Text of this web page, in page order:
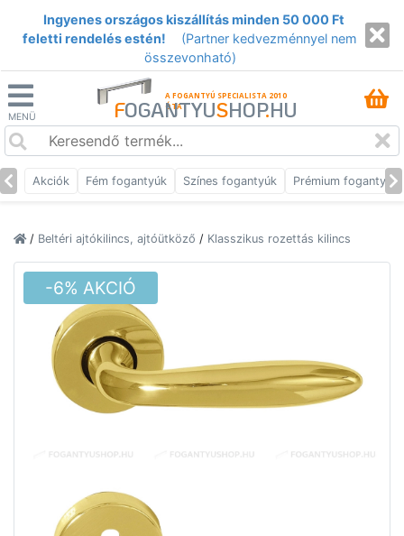
Ingyenes országos kiszállítás minden 50 000 Ft
feletti rendelés estén!
(Partner kedvezménnyel nem
összevonható)
MENÜ
A FOGANTYÚ SPECIALISTA 2010
ÓTA
FOGANTYUSHOP.HU
Akciók Fém fogantyúk Színes fogantyúk Prémium fogantyúk
/ Beltéri ajtókilincs, ajtóütköző / Klasszikus rozettás kilincs
-6% AKCIÓ